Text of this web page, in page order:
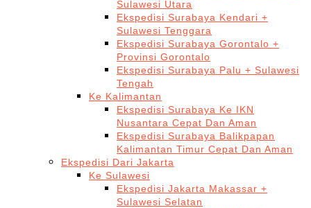
Sulawesi Utara
Ekspedisi Surabaya Kendari +
Sulawesi Tenggara
Ekspedisi Surabaya Gorontalo +
Provinsi Gorontalo
Ekspedisi Surabaya Palu + Sulawesi
Tengah
Ke Kalimantan
Ekspedisi Surabaya Ke IKN
Nusantara Cepat Dan Aman
Ekspedisi Surabaya Balikpapan
Kalimantan Timur Cepat Dan Aman
Ekspedisi Dari Jakarta
Ke Sulawesi
Ekspedisi Jakarta Makassar +
Sulawesi Selatan